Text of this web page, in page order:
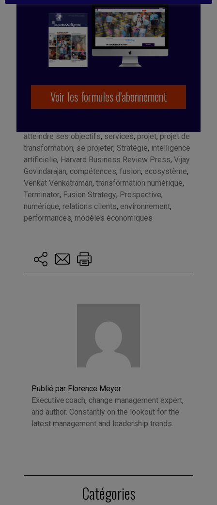
Voir les formules d’abonnement
atteindre ses objectifs, services, projet, projet de
transformation, se projeter, Stratégie, intelligence
artificielle, Harvard Business Review Press, Vijay
Govindarajan, compétences, fusion, ecosystème,
Venkat Venkatraman, transformation numérique,
Terminator, Fusion Strategy, Prospective,
numérique, relations clients, environnement,
performances, modèles économiques
Publié par Florence Meyer
Executive coach, change management expert,
and author. Constantly on the lookout for the
latest management and leadership trends.
Catégories